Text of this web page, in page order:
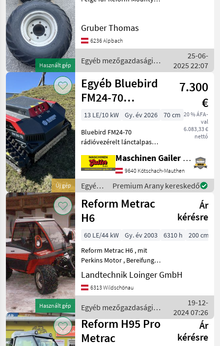
Használt gép
Kéttengelyes kaszálógép
Gruber Thomas
6236 Alpbach
Egyéb mezőgazdasági
erőgépek / Reform
25-06-
2025 22:07
Új gép
Egyéb Bluebird
FM24-70
lánctalpas
mulcsozó
rádióval
7.300
€
20 % ÁFA-
val
6.083,33 €
nettó
13 LE/10 kW Gy. év 2026
70 cm
Bluebird FM24-70
rádióvezérelt lánctalpas
távirányítóval. (Mintafotók)
* Rádióvezérelt *
Lánctalpas hajtás * Hibrid
hajtás (benzin/elektromos)
* Elek
Maschinen Gailer GmbH
9640 Kötschach-Mauthen
Egyéb
mezőgazdasági
erőgépek
/
Sonstige
Premium Arany kereskedő
Használt gép
Reform Metrac
H6
Ár
kérésre
60 LE/44 kW Gy. év 2003 6310 h
200 cm
Reform Metrac H6 , mit
Perkins Motor , Bereifung
31x15-50-15 , inkl
Zwillingshacken 4x ,
hydraulischer
2xDW vorn, 2xDW hinten,
Geräteentlastung vo
Landtechnik Loinger GmbH
6313 Wildschönau
Egyéb mezőgazdasági
erőgépek / Reform
19-12-
2024 07:26
Reform H95 Pro
Metrac
Ár
kérésre